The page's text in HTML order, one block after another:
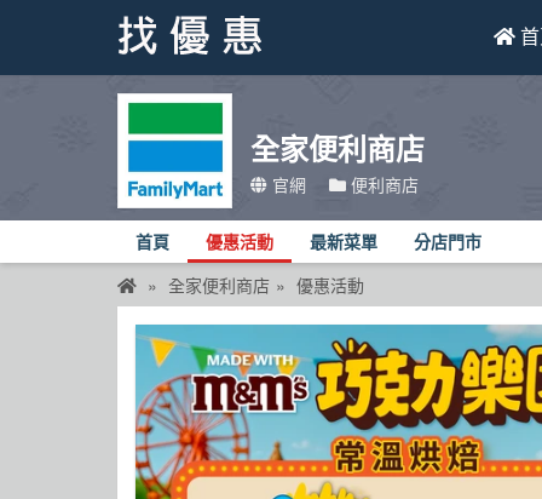
全家便利商店
官網 便利商店
首頁 優惠活動 最新菜單 分店門市
全家便利商店 優惠活動